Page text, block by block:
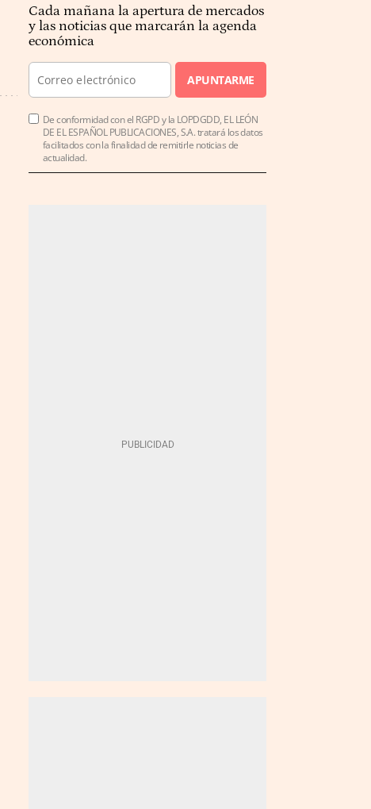
Cada mañana la apertura de mercados
y las noticias que marcarán la agenda
económica
APUNTARME
De conformidad con el RGPD y la LOPDGDD, EL LEÓN
DE EL ESPAÑOL PUBLICACIONES, S.A. tratará los datos
facilitados con la finalidad de remitirle noticias de
actualidad.